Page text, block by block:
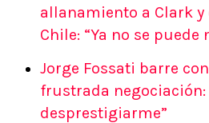
allanamiento a Clark y
Chile: “Ya no se puede
Jorge Fossati barre
frustrada negociación:
desprestigiarme”